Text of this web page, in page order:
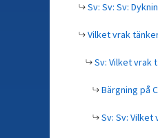
Sv: Sv: Sv:
Vilket vrak
Sv: Vilket vrak
Bärgning på
Sv: Sv: Vilket